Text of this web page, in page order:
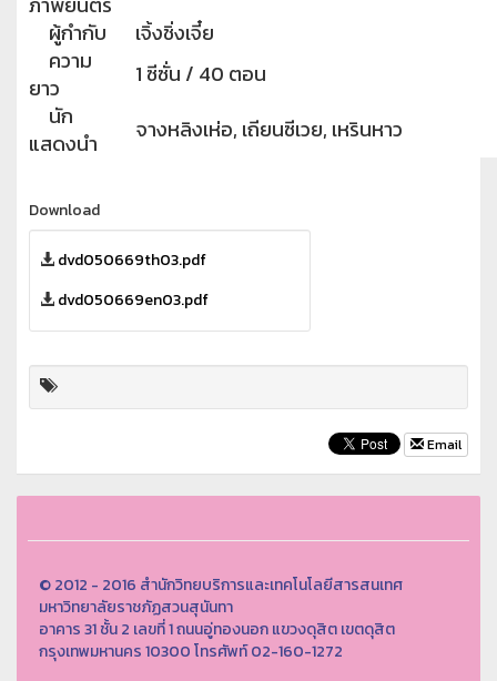
ผู้กำกับ
เจิ้งชิ่งเจี๋ย
ความ
ยาว
1 ซีซั่น / 40 ตอน
นัก
แสดงนำ
จางหลิงเห่อ, เถียนซีเวย, เหรินหาว
Download
dvd050669th03.pdf
dvd050669en03.pdf
Email
© 2012 - 2016 สำนักวิทยบริการและเทคโนโลยีสารสนเทศ
มหาวิทยาลัยราชภัฏสวนสุนันทา
อาคาร 31 ชั้น 2 เลขที่ 1 ถนนอู่ทองนอก แขวงดุสิต เขตดุสิต
กรุงเทพมหานคร 10300 โทรศัพท์ 02-160-1272